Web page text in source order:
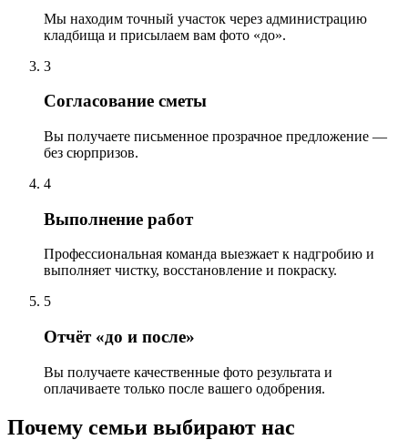
Мы находим точный участок через администрацию
кладбища и присылаем вам фото «до».
3
Согласование сметы
Вы получаете письменное прозрачное предложение —
без сюрпризов.
4
Выполнение работ
Профессиональная команда выезжает к надгробию и
выполняет чистку, восстановление и покраску.
5
Отчёт «до и после»
Вы получаете качественные фото результата и
оплачиваете только после вашего одобрения.
Почему семьи выбирают нас